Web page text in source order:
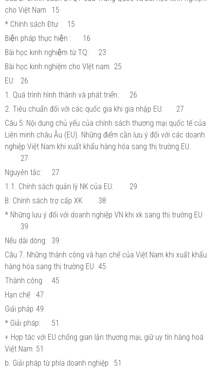
cho Việt Nam
15
* Chính sách Đtư
15
Biện pháp thực hiện :
16
Bài học kinh nghiệm từ TQ:
23
Bài học kinh nghiệm cho VIệt nam 25
EU:
26
1. Quá trình hình thành và phát triển:
26
2. Tiêu chuẩn đối với các quốc gia khi gia nhập EU:
27
Câu 5: Nội dung chủ yếu của chính sách thương mại quốc tế của
Liên minh châu Âu (EU). Những điểm cần lưu ý đối với các doanh
nghiệp Việt Nam khi xuất khẩu hàng hóa sang thị trường EU.
27
Nguyên tắc:
27
1.1. Chính sách quản lý NK của EU:
29
B. Chính sách trợ cấp XK
38
* Những lưu ý đối với doanh nghiệp VN khi xk sang thị trường EU
39
Nếu dài dòng: 39
Câu 7. Những thành công và hạn chế của Việt Nam khi xuất khẩu
hàng hóa sang thị trường EU 45
Thành công
45
Hạn chế
47
Giải pháp 49
* Giải pháp:
51
+ Hợp tác với EU chống gian lận thương mại, giữ uy tín hàng hoá
Việt Nam 51
b. Giải pháp từ phía doanh nghiệp
51